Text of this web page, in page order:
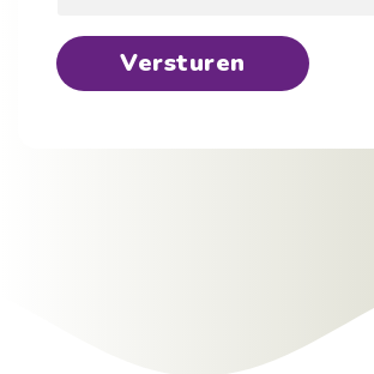
Versturen